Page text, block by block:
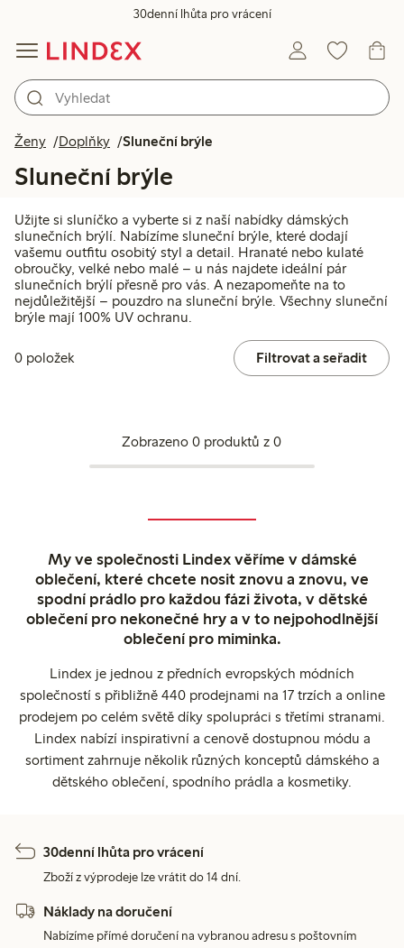
30denní lhůta pro vrácení
Ženy Doplňky Sluneční brýle
Sluneční brýle
Užijte si sluníčko a vyberte si z naší nabídky dámských
slunečních brýlí. Nabízíme sluneční brýle, které dodají
vašemu outfitu osobitý styl a detail. Hranaté nebo kulaté
obroučky, velké nebo malé – u nás najdete ideální pár
slunečních brýlí přesně pro vás. A nezapomeňte na to
nejdůležitější – pouzdro na sluneční brýle. Všechny sluneční
brýle mají 100% UV ochranu.
0 položek Filtrovat a seřadit
Zobrazeno 0 produktů z 0
My ve společnosti Lindex věříme v dámské
oblečení, které chcete nosit znovu a znovu, ve
spodní prádlo pro každou fázi života, v dětské
oblečení pro nekonečné hry a v to nejpohodlnější
oblečení pro miminka.
Lindex je jednou z předních evropských módních
společností s přibližně 440 prodejnami na 17 trzích a online
prodejem po celém světě díky spolupráci s třetími stranami.
Lindex nabízí inspirativní a cenově dostupnou módu a
sortiment zahrnuje několik různých konceptů dámského a
dětského oblečení, spodního prádla a kosmetiky.
30denní lhůta pro vrácení
Zboží z výprodeje lze vrátit do 14 dní.
Náklady na doručení
Nabízíme přímé doručení na vybranou adresu s poštovním